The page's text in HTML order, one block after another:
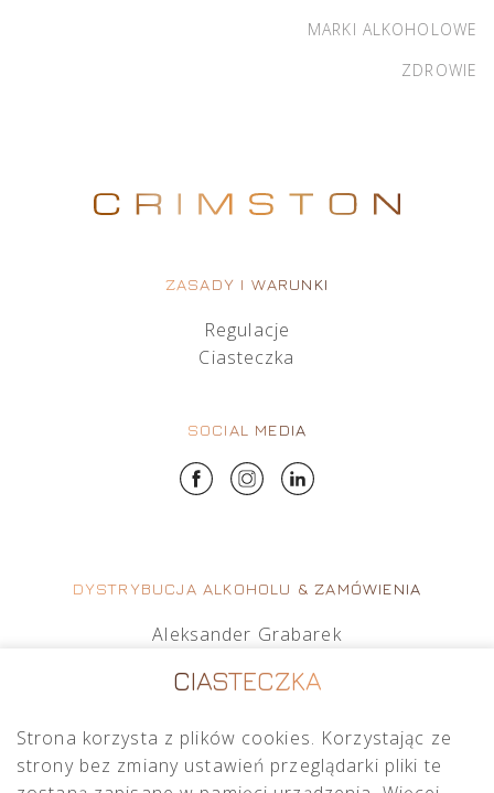
MARKI ALKOHOLOWE
ZDROWIE
ZASADY I WARUNKI
Regulacje
Ciasteczka
SOCIAL MEDIA
DYSTRYBUCJA ALKOHOLU & ZAMÓWIENIA
Aleksander Grabarek
+48 512 569 456
Mateusz Sielczak
mateusz.s@crimston.pl
CIASTECZKA
Strona korzysta z plików cookies. Korzystając ze
strony bez zmiany ustawień przeglądarki pliki te